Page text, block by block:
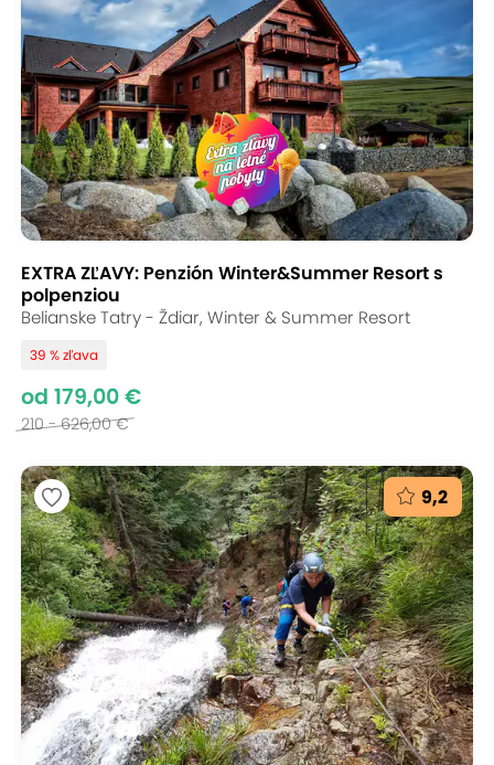
EXTRA ZĽAVY: Penzión Winter&Summer Resort s
polpenziou
Belianske Tatry - Ždiar, Winter & Summer Resort
39 % zľava
od 179,00 €
210 - 626,00 €
9,2